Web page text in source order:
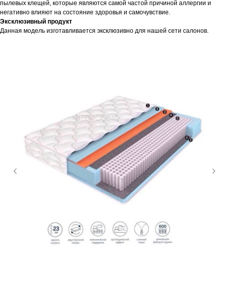
пылевых клещей, которые являются самой частой причиной аллергии и
негативно влияют на состояние здоровья и самочувствие.
Эксклюзивный продукт
Данная модель изготавливается эксклюзивно для нашей сети салонов.